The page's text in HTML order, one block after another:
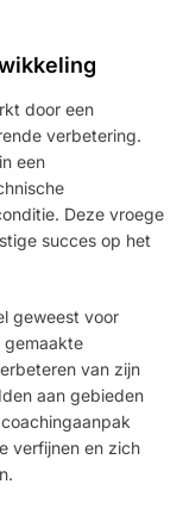
door een
verbetering.
een
Deze vroege
succes op het
geweest voor
gemaakte
van zijn
aan gebieden
verfijnen en zich